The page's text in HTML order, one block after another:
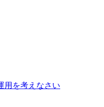
用を考えなさい